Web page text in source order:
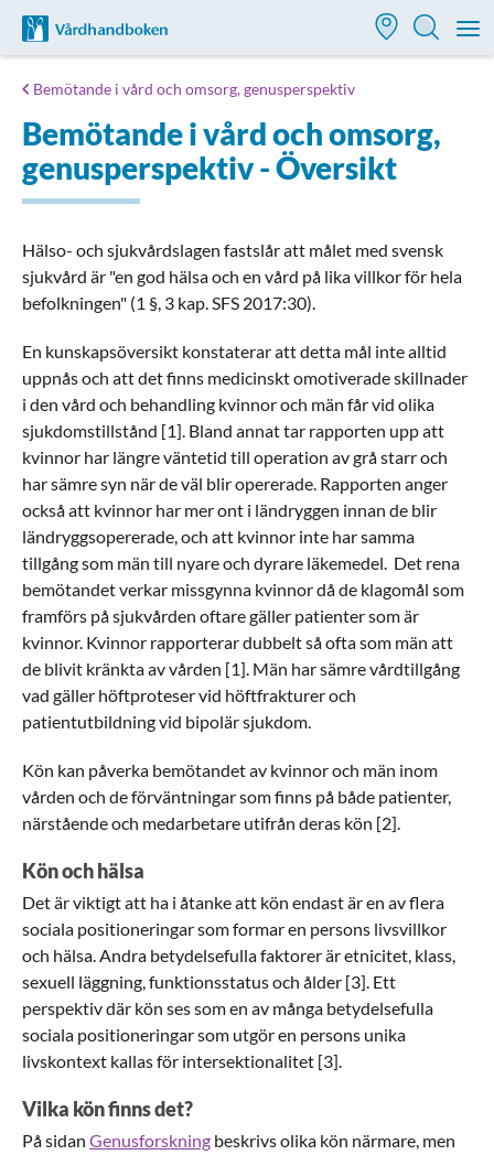
Till startsidan för Vårdhandboken
Bemötande i vård och omsorg, genusperspektiv
Bemötande i vård och omsorg,
genusperspektiv - Översikt
Hälso- och sjukvårdslagen fastslår att målet med svensk
sjukvård är "en god hälsa och en vård på lika villkor för hela
befolkningen" (1 §, 3 kap. SFS 2017:30).
En kunskapsöversikt konstaterar att detta mål inte alltid
uppnås och att det finns medicinskt omotiverade skillnader
i den vård och behandling kvinnor och män får vid olika
sjukdomstillstånd [1]. Bland annat tar rapporten upp att
kvinnor har längre väntetid till operation av grå starr och
har sämre syn när de väl blir opererade. Rapporten anger
också att kvinnor har mer ont i ländryggen innan de blir
ländryggsopererade, och att kvinnor inte har samma
tillgång som män till nyare och dyrare läkemedel. Det rena
bemötandet verkar missgynna kvinnor då de klagomål som
framförs på sjukvården oftare gäller patienter som är
kvinnor. Kvinnor rapporterar dubbelt så ofta som män att
de blivit kränkta av vården [1]. Män har sämre vårdtillgång
vad gäller höftproteser vid höftfrakturer och
patientutbildning vid bipolär sjukdom.
Kön kan påverka bemötandet av kvinnor och män inom
vården och de förväntningar som finns på både patienter,
närstående och medarbetare utifrån deras kön [2].
Kön och hälsa
Det är viktigt att ha i åtanke att kön endast är en av flera
sociala positioneringar som formar en persons livsvillkor
och hälsa. Andra betydelsefulla faktorer är etnicitet, klass,
sexuell läggning, funktionsstatus och ålder [3]. Ett
perspektiv där kön ses som en av många betydelsefulla
sociala positioneringar som utgör en persons unika
livskontext kallas för intersektionalitet [3].
Vilka kön finns det?
På sidan Genusforskning beskrivs olika kön närmare, men